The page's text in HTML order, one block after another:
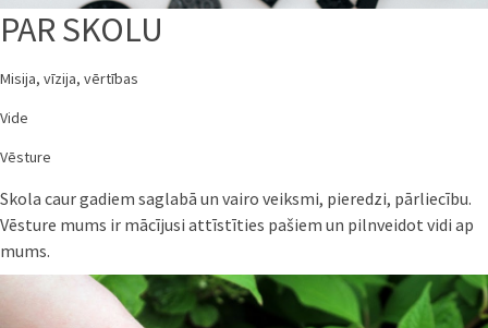
PAR SKOLU
Misija, vīzija, vērtības
Vide
Vēsture
Skola caur gadiem saglabā un vairo veiksmi, pieredzi, pārliecību.
Vēsture mums ir mācījusi attīstīties pašiem un pilnveidot vidi ap
mums.